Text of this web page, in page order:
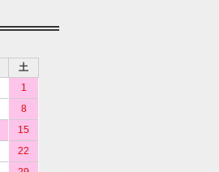
土
1
8
15
22